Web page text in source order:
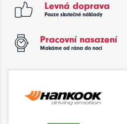
Levná doprava
Pouze skutečné náklady
Pracovní nasazení
Makáme od rána do noci